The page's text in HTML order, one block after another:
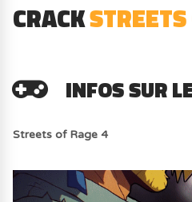
CRACK
INFOS SUR
Streets of Rage 4